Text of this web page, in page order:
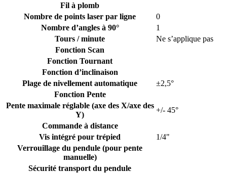
Fil à plomb
Nombre de points laser par ligne
0
Nombre d’angles à 90°
1
Tours / minute
Ne s’applique pas
Fonction Scan
Fonction Tournant
Fonction d’inclinaison
Plage de nivellement automatique
±2,5°
Fonction Pente
Pente maximale réglable (axe des X/axe des
Y)
+/- 45°
Commande à distance
Vis intégré pour trépied
1/4"
Verrouillage du pendule (pour pente
manuelle)
Sécurité transport du pendule